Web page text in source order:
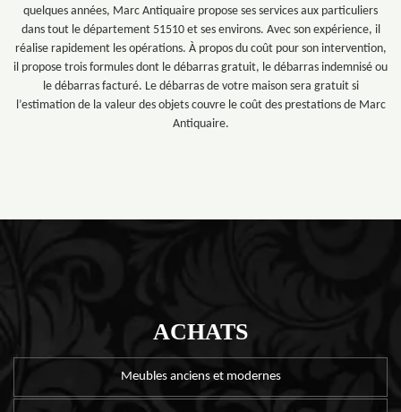
quelques années, Marc Antiquaire propose ses services aux particuliers
dans tout le département 51510 et ses environs. Avec son expérience, il
réalise rapidement les opérations. À propos du coût pour son intervention,
il propose trois formules dont le débarras gratuit, le débarras indemnisé ou
le débarras facturé. Le débarras de votre maison sera gratuit si
l’estimation de la valeur des objets couvre le coût des prestations de Marc
Antiquaire.
ACHATS
Meubles anciens et modernes